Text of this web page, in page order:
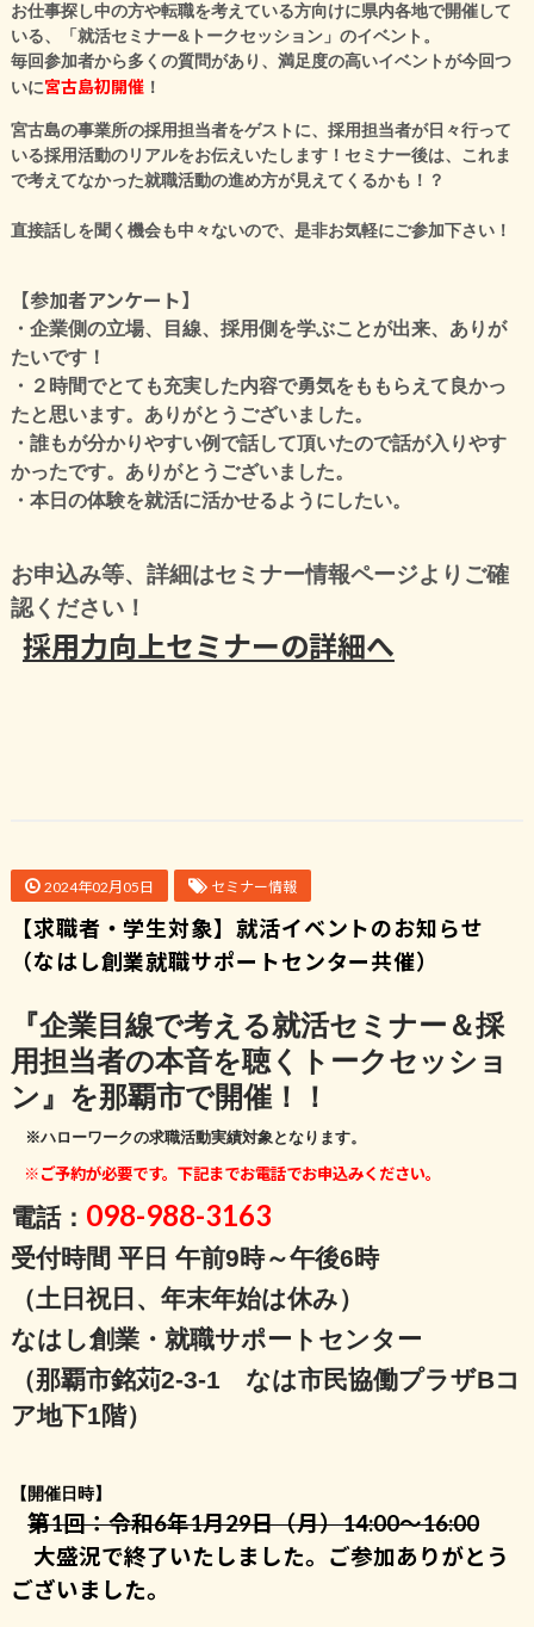
お仕事探し中の方や転職を考えている方向けに県内各地で開催して
いる、「就活セミナー&トークセッション」のイベント。
毎回参加者から多くの質問があり、満足度の高いイベントが今回つ
いに宮古島初開催！
宮古島の事業所の採用担当者をゲストに、採用担当者が日々行って
いる採用活動のリアルをお伝えいたします！セミナー後は、これま
で考えてなかった就職活動の進め方が見えてくるかも！？
直接話しを聞く機会も中々ないので、是非お気軽にご参加下さい！
【参加者アンケート】
・企業側の立場、目線、採用側を学ぶことが出来、ありが
たいです！
・２時間でとても充実した内容で勇気をももらえて良かっ
たと思います。ありがとうございました。
・誰もが分かりやすい例で話して頂いたので話が入りやす
かったです。ありがとうございました。
・本日の体験を就活に活かせるようにしたい。
お申込み等、詳細はセミナー情報ページよりご確
認ください！
採用力向上セミナーの詳細へ
2024年02月05日 セミナー情報
【求職者・学生対象】就活イベントのお知らせ
（なはし創業就職サポートセンター共催）
『企業目線で考える就活セミナー＆採
用担当者の本音を聴くトークセッショ
ン』を那覇市で開催！！
※ハローワークの求職活動実績対象となります。
※ご予約が必要です。下記までお電話でお申込みください。
電話： 098-988-3163
受付時間 平日 午前9時～午後6時
（土日祝日、年末年始は休み）
なはし創業・就職サポートセンター
（那覇市銘苅2-3-1 なは市民協働プラザBコ
ア地下1階）
【開催日時】
第1回：令和6年1月29日（月）14:00～16:00
大盛況で終了いたしました。ご参加ありがとう
ございました。